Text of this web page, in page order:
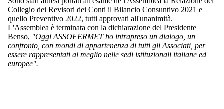
Collegio dei Revisori dei Conti il Bilancio Consuntivo 2021 e
quello Preventivo 2022, tutti approvati all'unanimità.
L'Assemblea è terminata con la dichiarazione del Presidente
Benso, "Oggi ASSOFERMET ho intrapreso un dialogo, un
confronto, con mondi di appartenenza di tutti gli Associati, per
essere rappresentati al meglio nelle sedi istituzionali italiane ed
europee".